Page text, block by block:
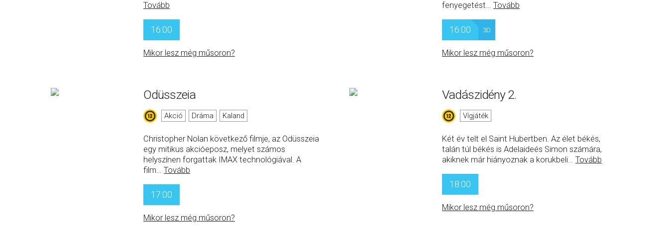
Tovább
16:00
Mikor lesz még műsoron?
fenyegetést… Tovább
16:00 3D
Mikor lesz még műsoron?
Odüsszeia
Akció Dráma Kaland
Christopher Nolan következő filmje, az Odüsszeia
egy mitikus akcióeposz, melyet számos
helyszínen forgattak IMAX technológiával. A
film… Tovább
17:00
Mikor lesz még műsoron?
Vadászidény 2.
Vígjáték
Két év telt el Saint Hubertben. Az élet békés,
talán túl békés is Adelaideés Simon számára,
akiknek már hiányoznak a korukbeli… Tovább
18:00
Mikor lesz még műsoron?